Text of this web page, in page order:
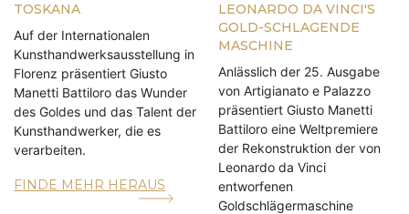
TOSKANA
Auf der Internationalen
Kunsthandwerksausstellung in
Florenz präsentiert Giusto
Manetti Battiloro das Wunder
des Goldes und das Talent der
Kunsthandwerker, die es
verarbeiten.
FINDE MEHR HERAUS
LEONARDO DA VINCI'S
GOLD-SCHLAGENDE
MASCHINE
Anlässlich der 25. Ausgabe
von Artigianato e Palazzo
präsentiert Giusto Manetti
Battiloro eine Weltpremiere
der Rekonstruktion der von
Leonardo da Vinci
entworfenen
Goldschlägermaschine